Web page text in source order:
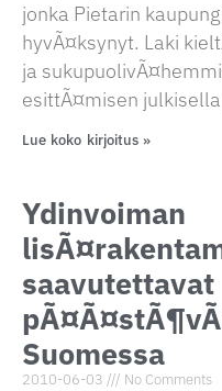
jonka Pietarin
hyvÃ¤ksynyt. Laki
ja
esittÃ¤misen
Lue koko kirjoitus »
Ydinvoiman
saavutettavat
Suomessa
2010-06-03 No Comments